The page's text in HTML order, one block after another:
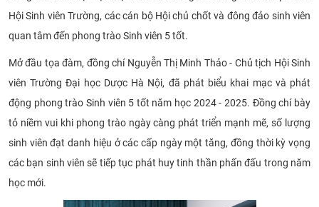
Hội Sinh viên Trường, các cán bộ Hội chủ chốt và đông đảo sinh viên
quan tâm đến phong trào Sinh viên 5 tốt.
Mở đầu tọa đàm, đồng chí Nguyễn Thị Minh Thảo - Chủ tịch Hội Sinh
viên Trường Đại học Dược Hà Nội, đã phát biểu khai mạc và phát
động phong trào Sinh viên 5 tốt năm học 2024 - 2025. Đồng chí bày
tỏ niềm vui khi phong trào ngày càng phát triển mạnh mẽ, số lượng
sinh viên đạt danh hiệu ở các cấp ngày một tăng, đồng thời kỳ vọng
các bạn sinh viên sẽ tiếp tục phát huy tinh thần phấn đấu trong năm
học mới.